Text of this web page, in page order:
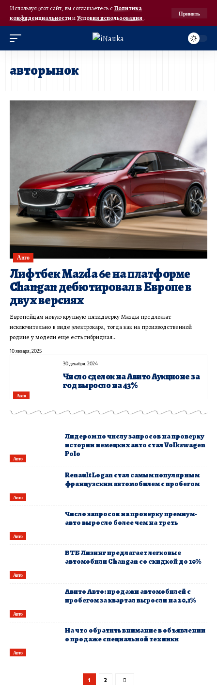
Используя этот сайт, вы соглашаетесь с Политика
конфиденциальностииУсловия использования.
Принять
авторынок
Авто
Лифтбек Mazda 6e на платформе
Changan дебютировал в Европе в
двух версиях
Европейцам новую крупную пятидверку Мазды предложат
исключительно в виде электрокара, тогда как на производственной
родине у модели еще есть гибридная…
10 января, 2025
30 декабря, 2024
Число сделок на Авито Аукционе за
год выросло на 43%
Авто
Авто
Лидером по числу запросов на проверку
истории немецких авто стал Volkswagen
Polo
Авто
Renault Logan стал самым популярным
французским автомобилем с пробегом
Авто
Число запросов на проверку премиум-
авто выросло более чем на треть
Авто
ВТБ Лизинг предлагает легковые
автомобили Changan со скидкой до 10%
Авто
Авито Авто: продажи автомобилей с
пробегом за квартал выросли на 20,1%
Авто
На что обратить внимание в объявлении
о продаже специальной техники
1 2